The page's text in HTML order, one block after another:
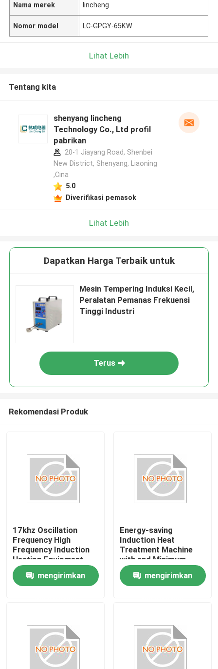
Produk
Tentang kami
Nama merek lincheng
Nomor model LC-GPGY-65KW
Lihat Lebih
Tentang kita
shenyang lincheng
Technology Co., Ltd profil
pabrikan
20-1 Jiayang Road, Shenbei
New District, Shenyang, Liaoning
,Cina
5.0
Diverifikasi pemasok
Lihat Lebih
Dapatkan Harga Terbaik untuk
Mesin Tempering Induksi Kecil,
Peralatan Pemanas Frekuensi
Tinggi Industri
Terus
Rekomendasi Produk
17khz Oscillation
Frequency High
Frequency Induction
Heating Equipment
170KW Power Less
Than 1 Second
Heating Time
mengirimkan
Energy-saving
Induction Heat
Treatment Machine
with and Minimum
Oeder Quantit
mengirimkan